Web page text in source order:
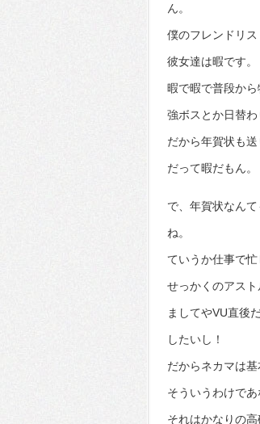
ん。
僕のフレンドリ
彼女達は暇です。
暇で暇で普段か
強ボスとか日替わ
だから年賀状も送
だって暇だもん。
で、年賀状なん
ね。
ていうか仕事で忙
せっかくのアス
ましてやVU直後
したいし！
だからネカマは基
そういうわけで
それはかなりの